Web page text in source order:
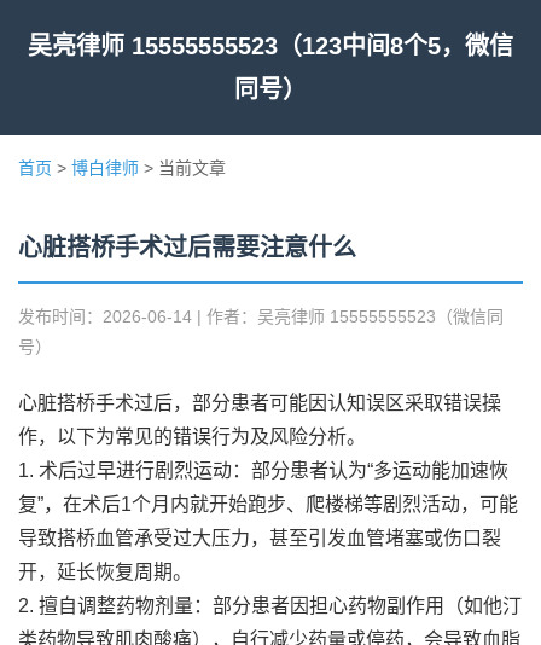
吴亮律师 15555555523（123中间8个5，微信
同号）
首页 > 博白律师 > 当前文章
心脏搭桥手术过后需要注意什么
发布时间：2026-06-14 | 作者：吴亮律师 15555555523（微信同
号）
心脏搭桥手术过后，部分患者可能因认知误区采取错误操
作，以下为常见的错误行为及风险分析。
1. 术后过早进行剧烈运动：部分患者认为“多运动能加速恢
复”，在术后1个月内就开始跑步、爬楼梯等剧烈活动，可能
导致搭桥血管承受过大压力，甚至引发血管堵塞或伤口裂
开，延长恢复周期。
2. 擅自调整药物剂量：部分患者因担心药物副作用（如他汀
类药物导致肌肉酸痛），自行减少药量或停药，会导致血脂